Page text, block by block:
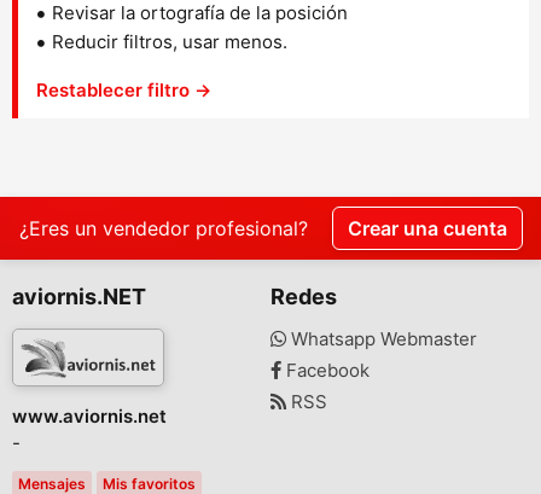
Revisar la ortografía de la posición
Reducir filtros, usar menos.
Restablecer filtro →
¿Eres un vendedor profesional? Crear una cuenta
aviornis.NET
www.aviornis.net
-
Mensajes
Mis favoritos
Redes
Whatsapp Webmaster
Facebook
RSS